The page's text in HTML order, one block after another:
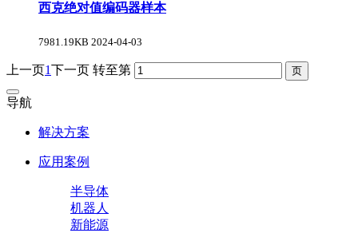
西克绝对值编码器样本
7981.19KB 2024-04-03
上一页1下一页 转至第
导航
解决方案
应用案例
半导体
机器人
新能源